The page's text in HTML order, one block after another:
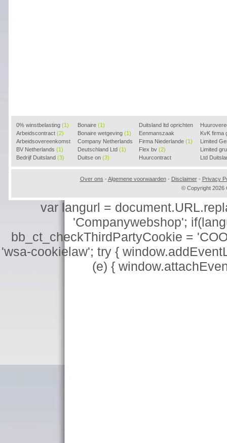
0% winstbelasting (1)
Arbeidscontract (2)
Arbeidsovereenkomst
(2)
BV Netherlands (1)
Bedrijf Duitsland (3)
Bonaire (1)
Bonaire wetgeving (1)
Company Netherlands
(1)
Deutschland Ltd (1)
Duitse on (3)
Duitsland ltd oprichten
(2)
Eenmanszaak
beginnen(1)
Firma Niederlande (1)
Flex bv (2)
Huurcontract
voorbeeld(3)
KvK firma
Limited
Limited
Ltd
Over ons - Algemene voorwaarden- Disclaimer- Privacy
© Copyright 2026
var langurl =
'Companywebshop';
bb_ct_checkThirdPartyCookie =
'wsa-cookielaw'; try {
(e) {